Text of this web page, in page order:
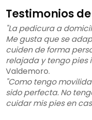
Testimonios
"La pedicura a
Me gusta que se
cuiden de forma
relajada y tengo pies
Valdemoro.
"Como tengo
sido perfecta. No
cuidar mis pies en